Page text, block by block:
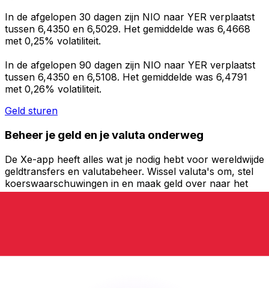
In de afgelopen 30 dagen zijn NIO naar YER verplaatst
tussen 6,4350 en 6,5029. Het gemiddelde was 6,4668
met 0,25% volatiliteit.
In de afgelopen 90 dagen zijn NIO naar YER verplaatst
tussen 6,4350 en 6,5108. Het gemiddelde was 6,4791
met 0,26% volatiliteit.
Geld sturen
Beheer je geld en je valuta onderweg
De Xe-app heeft alles wat je nodig hebt voor wereldwijde
geldtransfers en valutabeheer. Wissel valuta's om, stel
koerswaarschuwingen in en maak geld over naar het
buitenland zonder verborgen kosten. Download